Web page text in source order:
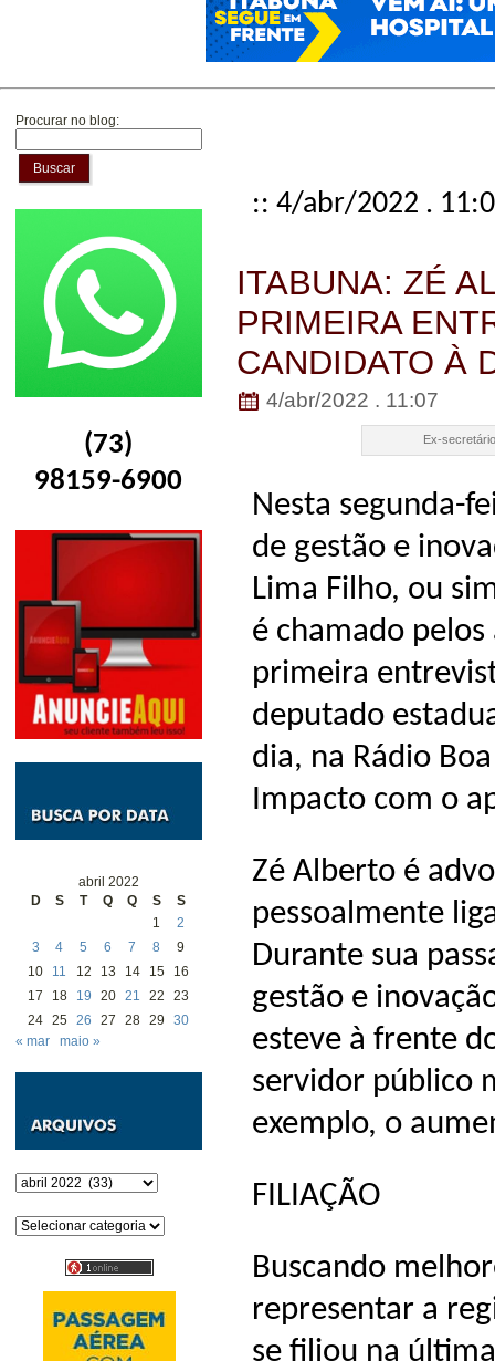
Procurar no blog:
Buscar
(73)
98159-6900
abril 2022
D
S T Q Q S
S
1
2
3
4 5 6 7 8
9
10
11 12 13 14 15
16
17
18 19 20 21 22
23
24 25 26 27 28 29
30
« mar
maio »
Arquivos
Categorias
:: 4/abr/2022 .
ITABUNA: ZÉ
PRIMEIRA
CANDIDATO À
4/abr/2022 . 11:07
Ex-
Nesta segunda-
de gestão e
Lima Filho, ou
é chamado
primeira
deputado
dia, na Rádio
Impacto com o
Zé Alberto é
pessoalmente
Durante sua
gestão e
esteve à frente
servidor público
exemplo, o
FILIAÇÃO
Buscando
representar a
se filiou na